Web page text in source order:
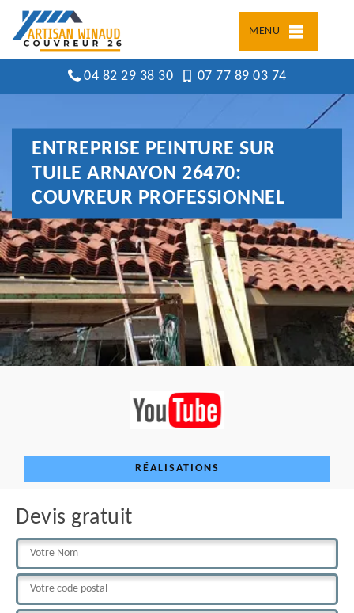
MENU
04 82 29 38 30 07 77 89 03 74
ENTREPRISE PEINTURE SUR
TUILE ARNAYON 26470:
COUVREUR PROFESSIONNEL
RÉALISATIONS
Devis gratuit